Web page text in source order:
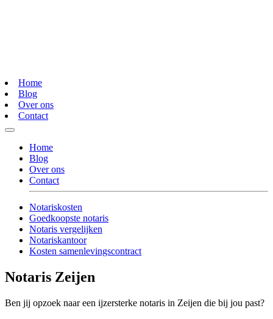
Home
Blog
Over ons
Contact
Home
Blog
Over ons
Contact
Notariskosten
Goedkoopste notaris
Notaris vergelijken
Notariskantoor
Kosten samenlevingscontract
Notaris Zeijen
Ben jij opzoek naar een ijzersterke notaris in Zeijen die bij jou past?